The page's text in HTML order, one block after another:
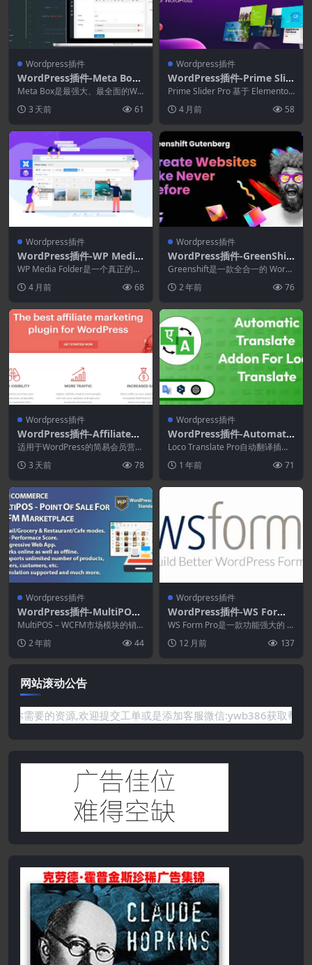
Wordpress插件
WordPress插件-Meta Box
5.10.13–WordPress自定义
字段和自定义Meta Boxes框
架
Meta Box是最强大、最全面的Wo
r... 3 天前 61
Wordpress插件
WordPress插件-Prime Slid
er Pro 4.0.5–WordPress的
滑块插件
Prime Slider Pro 基于 Elementor
4 月前 58
Wordpress插件
WordPress插件-WP Media
Folder 6.2.1–WordPress媒
体库
WP Media Folder是一个真正的节
本机 ...
4 月前 68
Wordpress插件
WordPress插件-GreenShift
Addons(GreenShift All in
One拓展)
Greenshift是一款全合一的 Word
具...2 年前 76
Wordpress插件
WordPress插件-AffiliateW
P 2.35.2+Addons-联盟营销
WordPress插件
适用于WordPress的简易会员营
要一个行销联盟...
3 天前 78
Wordpress插件
WordPress插件-Automatic
Translate Addon For Loco
Translate Pro 2.0.7
Loco Translate Pro自动翻译插件
快...1 年前 71
Wordpress插件
WordPress插件-MultiPOS
2.2.0–WCFM 市场销售点.多
供应商POS系统
MultiPOS – WCFM市场模块的销
售点允许商店所有者和 wcfm 供应
商...2 年前 44
Wordpress插件
WordPress插件-WS Form
Pro 1.10.54
WS Form Pro是一款功能强大的 W
ordPress 表单插件。创建专业、...
12 月前 137
网站滚动公告
站没有你需要的资源,欢迎提交工单或是添加客服微信:ywb386获